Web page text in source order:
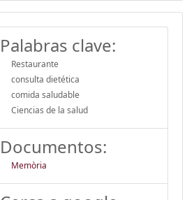
Palabras clave:
Restaurante
consulta dietética
comida saludable
Ciencias de la salud
Documentos:
Memòria